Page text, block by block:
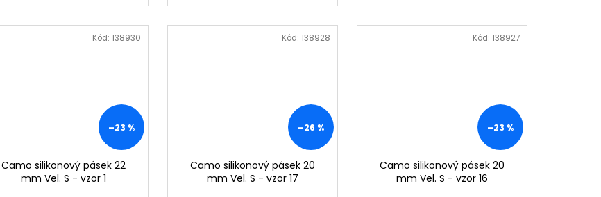
–23 %
Camo silikonový pásek 22
mm Vel. S - vzor 1
Kód:138930
–26 %
Camo silikonový pásek 20
mm Vel. S - vzor 17
Kód: 138928
–23 %
Camo silikonový pásek 20
mm Vel. S - vzor 16
Kód: 138927